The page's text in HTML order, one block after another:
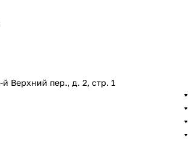
й Верхний пер., д. 2, стр. 1